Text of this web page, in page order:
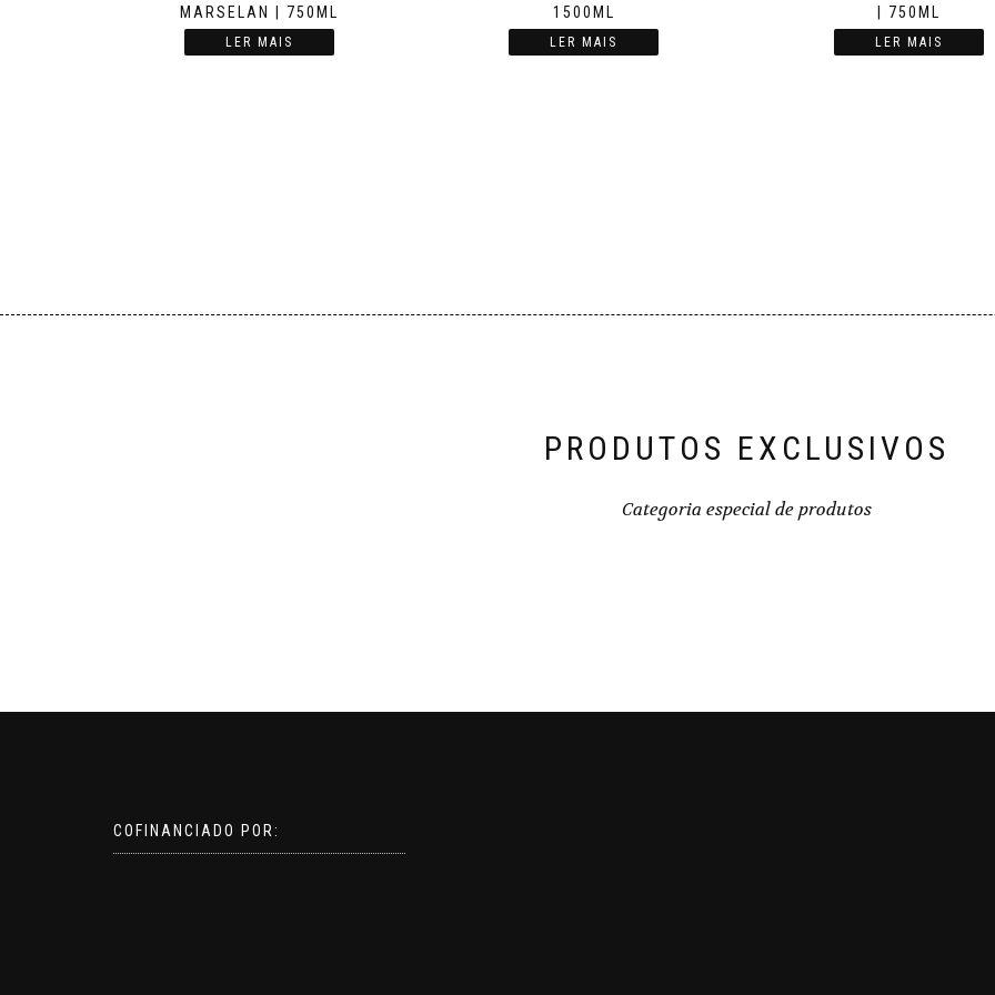
MARSELAN | 750ML
LER MAIS
1500ML
LER MAIS
| 750ML
LER MAIS
PRODUTOS EXCLUSIVOS
Categoria especial de produtos
COFINANCIADO POR: